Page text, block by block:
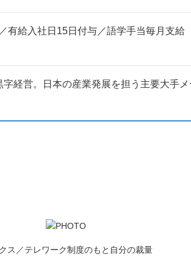
有給入社日15日付与／語学手当毎月支給
経営。日本の産業発展を担う主要大手
ス／テレワーク制度のもと自分の裁量